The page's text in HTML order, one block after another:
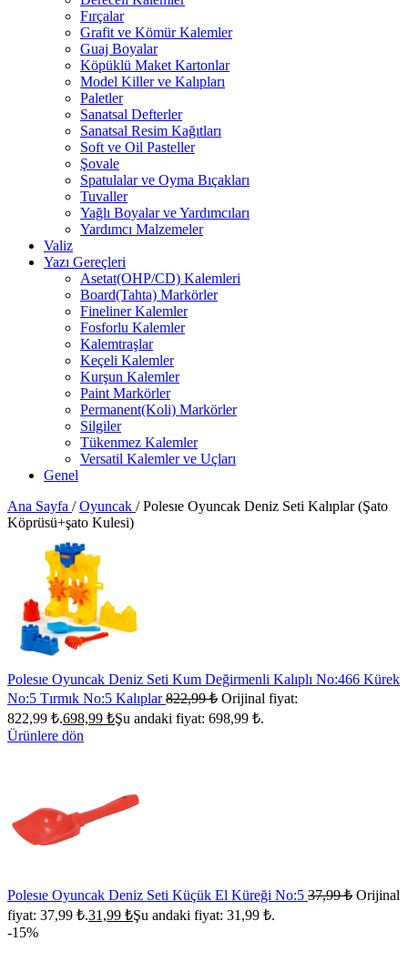
Fırçalar
Grafit ve Kömür Kalemler
Guaj Boyalar
Köpüklü Maket Kartonlar
Model Killer ve Kalıpları
Paletler
Sanatsal Defterler
Sanatsal Resim Kağıtları
Soft ve Oil Pasteller
Şovale
Spatulalar ve Oyma Bıçakları
Tuvaller
Yağlı Boyalar ve Yardımcıları
Yardımcı Malzemeler
Valiz
Yazı Gereçleri
Asetat(OHP/CD) Kalemleri
Board(Tahta) Markörler
Fineliner Kalemler
Fosforlu Kalemler
Kalemtraşlar
Keçeli Kalemler
Kurşun Kalemler
Paint Markörler
Permanent(Koli) Markörler
Silgiler
Tükenmez Kalemler
Versatil Kalemler ve Uçları
Genel
Ana Sayfa / Oyuncak / Polesıe Oyuncak Deniz Seti Kalıplar (Şato
Köprüsü+şato Kulesi)
Polesıe Oyuncak Deniz Seti Kum Değirmenli Kalıplı No:466 Kürek
No:5 Tırmık No:5 Kalıplar822,99₺ Orijinal fiyat:
822,99 ₺.698,99 ₺Şu andaki fiyat: 698,99 ₺.
Ürünlere dön
Polesıe Oyuncak Deniz Seti Küçük El Küreği No:5 37,99₺ Orijinal
fiyat: 37,99 ₺.31,99 ₺Şu andaki fiyat: 31,99 ₺.
-15%